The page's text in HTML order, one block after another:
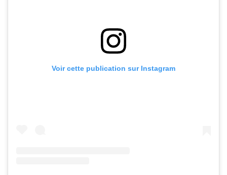
Voir cette publication sur Instagram